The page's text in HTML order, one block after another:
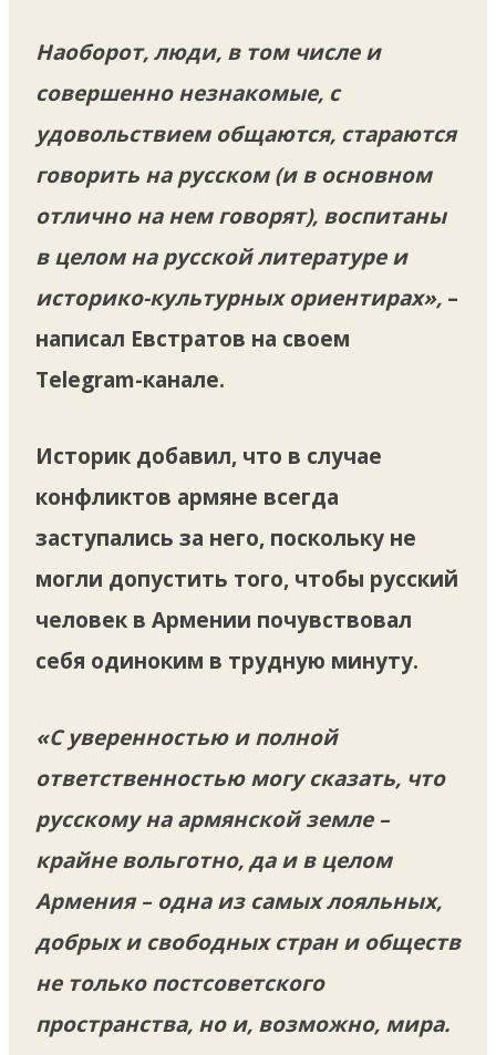
Наоборот, люди, в том числе и
совершенно незнакомые, с
удовольствием общаются, стараются
говорить на русском (и в основном
отлично на нем говорят), воспитаны
в целом на русской литературе и
историко-культурных ориентирах», –
написал Евстратов на своем
Telegram-канале.
Историк добавил, что в случае
конфликтов армяне всегда
заступались за него, поскольку не
могли допустить того, чтобы русский
человек в Армении почувствовал
себя одиноким в трудную минуту.
«С уверенностью и полной
ответственностью могу сказать, что
русскому на армянской земле –
крайне вольготно, да и в целом
Армения – одна из самых лояльных,
добрых и свободных стран и обществ
не только постсоветского
пространства, но и, возможно, мира.